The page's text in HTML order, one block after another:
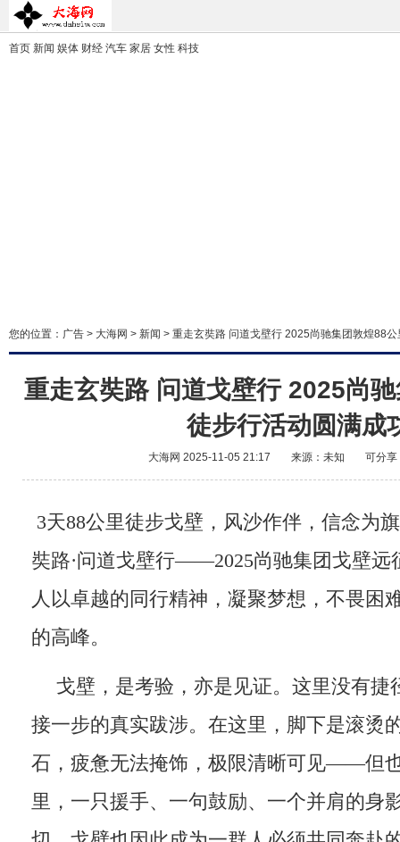
首页 新闻 娱体 财经 汽车 家居 女性 科技
您的位置： 广告 > 大海网 > 新闻 > 重走玄奘路 问道戈壁行 2025尚驰集团敦煌88
重走玄奘路 问道戈壁行 2025尚
徒步行活动圆满成
大海网 2025-11-05 21:17 来源：未知 可分享
3天88公里徒步戈壁，风沙作伴，信念为
奘路·问道戈壁行——2025尚驰集团戈壁远
人以卓越的同行精神，凝聚梦想，不畏困
的高峰。
戈壁，是考验，亦是见证。这里没有捷
接一步的真实跋涉。在这里，脚下是滚烫
石，疲惫无法掩饰，极限清晰可见——但
里，一只援手、一句鼓励、一个并肩的身